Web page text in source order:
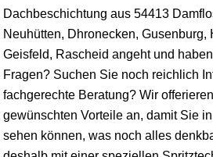
Dachbeschichtung aus 54413
Neuhütten, Dhronecken, Gusenburg,
Geisfeld, Rascheid angeht und
Fragen? Suchen Sie noch reichlich
fachgerechte Beratung? Wir
gewünschten Vorteile an, damit Sie
sehen können, was noch alles